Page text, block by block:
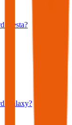
Fiesta?
Galaxy?